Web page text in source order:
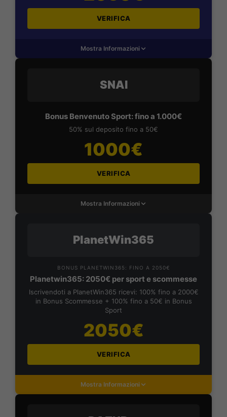
VERIFICA
Mostra Informazioni
SNAI
Bonus Benvenuto Sport: fino a 1.000€
50% sul deposito fino a 50€
1000€
VERIFICA
Mostra Informazioni
PlanetWin365
BONUS PLANETWIN365: FINO A 2050€
Planetwin365: 2050€ per sport e scommesse
Iscrivendoti a PlanetWin365 ricevi: 100% fino a 2000€
in Bonus Scommesse + 100% fino a 50€ in Bonus
Sport
2050€
VERIFICA
Mostra Informazioni